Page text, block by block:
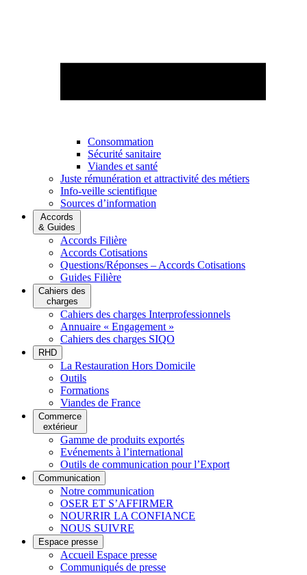
Consommation
Sécurité sanitaire
Viandes et santé
Juste rémunération et attractivité des métiers
Info-veille scientifique
Sources d’information
Accords
& Guides
Accords Filière
Accords Cotisations
Questions/Réponses – Accords Cotisations
Guides Filière
Cahiers des
charges
Cahiers des charges Interprofessionnels
Annuaire « Engagement »
Cahiers des charges SIQO
RHD
La Restauration Hors Domicile
Outils
Formations
Viandes de France
Commerce
extérieur
Gamme de produits exportés
Evénements à l’international
Outils de communication pour l’Export
Communication
Notre communication
OSER ET S’AFFIRMER
NOURRIR LA CONFIANCE
NOUS SUIVRE
Espace presse
Accueil Espace presse
Communiqués de presse